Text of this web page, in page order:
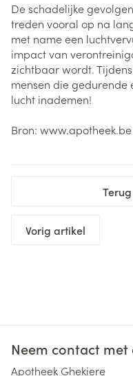
De schadelijke
treden vooral op na
met name een
impact van
zichtbaar wordt.
mensen die gedurende
lucht inademen!
Bron: www.apotheek.be
Vorig artikel
Neem contact met
Apotheek Ghekiere